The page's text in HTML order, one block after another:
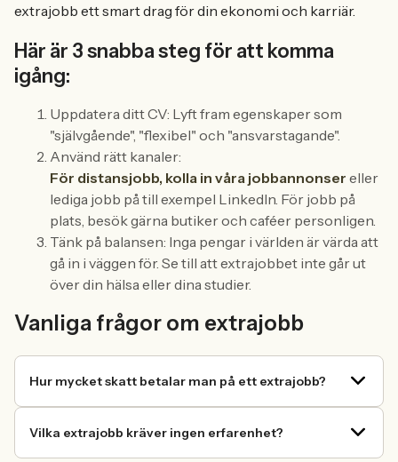
extrajobb ett smart drag för din ekonomi och karriär.
Här är 3 snabba steg för att komma
igång:
Uppdatera ditt CV: Lyft fram egenskaper som
"självgående", "flexibel" och "ansvarstagande".
Använd rätt kanaler:
För distansjobb, kolla in våra jobbannonser eller
lediga jobb på till exempel LinkedIn. För jobb på
plats, besök gärna butiker och caféer personligen.
Tänk på balansen: Inga pengar i världen är värda att
gå in i väggen för. Se till att extrajobbet inte går ut
över din hälsa eller dina studier.
Vanliga frågor om extrajobb
Hur mycket skatt betalar man på ett extrajobb?
Vilka extrajobb kräver ingen erfarenhet?